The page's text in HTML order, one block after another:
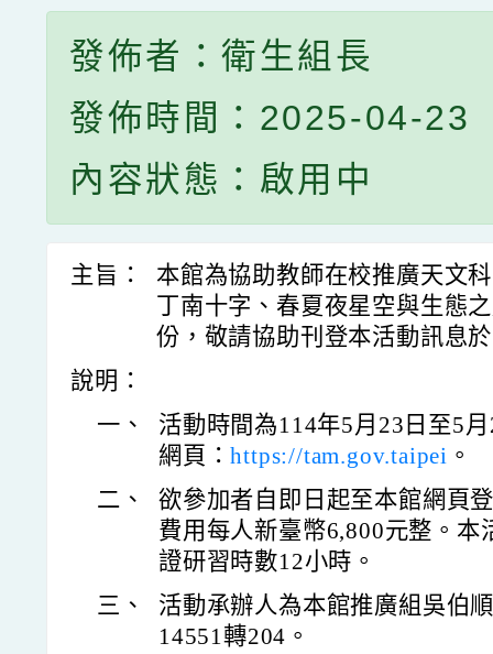
發佈者：衛生組長
發佈時間：2025-04-23
內容狀態：啟用中
主旨：
本館為協助教師在校推廣天文
丁南十字、春夏夜星空與生態
份，敬請協助刊登本活動訊息
說明：
一、
活動時間為114年5月23日至5
網頁：https://tam.gov.taipei 。
二、
欲參加者自即日起至本館網頁
費用每人新臺幣6,800元整。
證研習時數12小時。
三、
活動承辦人為本館推廣組吳伯
14551轉204。